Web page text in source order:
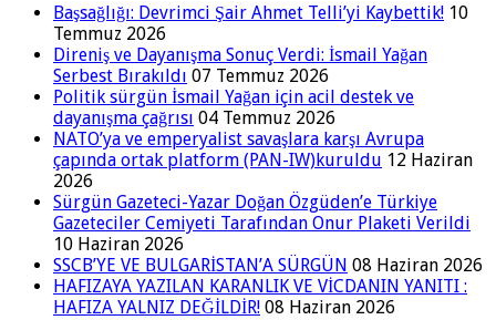
Başsağlığı: Devrimci Şair Ahmet Telli’yi Kaybettik! 10
Temmuz 2026
Direniş ve Dayanışma Sonuç Verdi: İsmail Yağan
Serbest Bırakıldı 07 Temmuz 2026
Politik sürgün İsmail Yağan için acil destek ve
dayanışma çağrısı 04 Temmuz 2026
NATO’ya ve emperyalist savaşlara karşı Avrupa
çapında ortak platform (PAN-IW)kuruldu 12 Haziran
2026
Sürgün Gazeteci-Yazar Doğan Özgüden’e Türkiye
Gazeteciler Cemiyeti Tarafından Onur Plaketi Verildi
10 Haziran 2026
SSCB’YE VE BULGARİSTAN’A SÜRGÜN 08 Haziran 2026
HAFIZAYA YAZILAN KARANLIK VE VİCDANIN YANITI :
HAFIZA YALNIZ DEĞİLDİR! 08 Haziran 2026